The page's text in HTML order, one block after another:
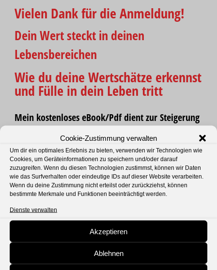
Cookie-Zustimmung verwalten
Um dir ein optimales Erlebnis zu bieten, verwenden wir Technologien wie
Cookies, um Geräteinformationen zu speichern und/oder darauf
zuzugreifen. Wenn du diesen Technologien zustimmst, können wir Daten
wie das Surfverhalten oder eindeutige IDs auf dieser Website verarbeiten.
Wenn du deine Zustimmung nicht erteilst oder zurückziehst, können
bestimmte Merkmale und Funktionen beeinträchtigt werden.
Dienste verwalten
Akzeptieren
Ablehnen
Zum
Inhalt
springen
Vielen Dank für die Anmeldung!
Dein Wert steckt in deinen
Lebensbereichen
Wie du deine Wertschätze erkennst
und Fülle in dein Leben tritt
Mein kostenloses eBook/Pdf dient zur Steigerung
deinem erfüllten Leben und Arbeiten klicke auf
den Link und du erhältst daskostenlose eBook.